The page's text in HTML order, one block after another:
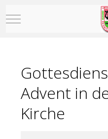
Mobile Menu Toggle
Advent in
Kirche